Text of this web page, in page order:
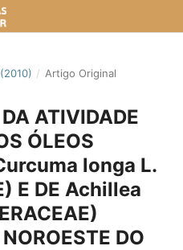
/ Artigo Original
ATIVIDADE
ÓLEOS
longa L.
E DE Achillea
DO